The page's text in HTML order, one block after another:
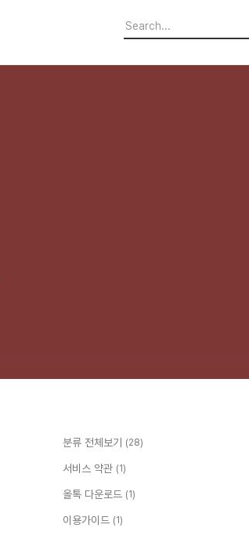
분류 전체보기 (28)
서비스 약관 (1)
올톡 다운로드 (1)
이용가이드 (1)